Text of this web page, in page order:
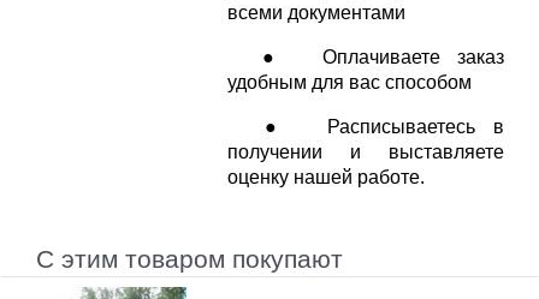
всеми документами
● Оплачиваете заказ
удобным для вас способом
● Расписываетесь в
получении и выставляете
оценку нашей работе.
С этим товаром покупают